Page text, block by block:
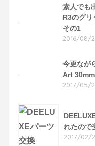
素人でも
R3のグ
その1
2016/08/
今更なが
Art
2017/05/
れたので
2017/02/